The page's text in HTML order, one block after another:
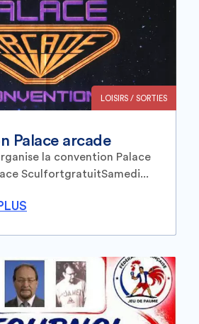
LOISIRS / SORTIES
Palace arcade
la convention Palace
SculfortgratuitSamedi...